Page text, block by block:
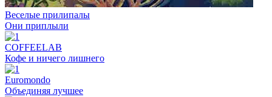
Веселые прилипалы
Они приплыли
COFFEELAB
Кофе и ничего лишнего
Euromondo
Объединяя лучшее